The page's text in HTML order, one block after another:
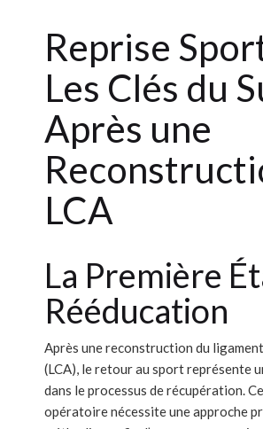
Reprise
Les Clés du
Après une
LCA
La Première
Rééducation
Après une reconstruction du
(LCA), le retour au sport représente
dans le processus de récupération.
opératoire nécessite une approche